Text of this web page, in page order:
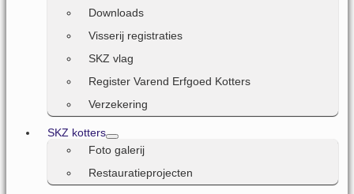
Downloads
Visserij registraties
SKZ vlag
Register Varend Erfgoed Kotters
Verzekering
SKZ kotters
Foto galerij
Restauratieprojecten